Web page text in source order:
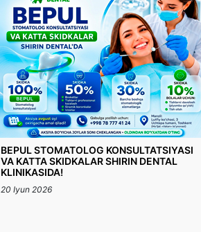
BEPUL STOMATOLOG KONSULTATSIYASI
VA KATTA SKIDKALAR SHIRIN DENTAL
KLINIKASIDA!
20 Iyun 2026